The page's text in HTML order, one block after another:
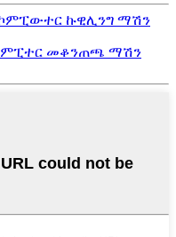
ኩዊሊንግ ማሽን
መቆንጠጫ ማሽን